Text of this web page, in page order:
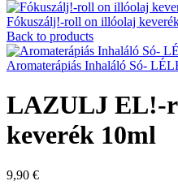
Fókuszálj!-roll on illóolaj
Back to products
Aromaterápiás Inhaláló Só-
LAZULJ EL!-
keverék 10ml
9,90 €